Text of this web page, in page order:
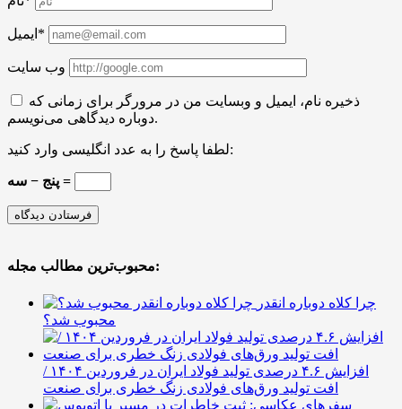
ایمیل*
وب سایت
ذخیره نام، ایمیل و وبسایت من در مرورگر برای زمانی که
دوباره دیدگاهی می‌نویسم.
لطفا پاسخ را به عدد انگلیسی وارد کنید:
پنج − سه =
محبوب‌ترین مطالب مجله:
چرا کلاه دوباره انقدر
محبوب شد؟
افزایش ۴.۶ درصدی تولید فولاد ایران در فروردین ۱۴۰۴ /
افت تولید ورق‌های فولادی زنگ خطری برای صنعت